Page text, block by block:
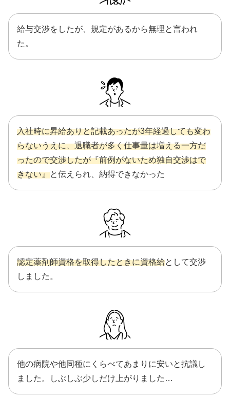
給与交渉をしたが、規定があるから無理と言われ
た。
入社時に昇給ありと記載あったが3年経過しても変わ
らないうえに、退職者が多く仕事量は増える一方だ
ったので交渉したが『前例がないため独自交渉はで
きない』と伝えられ、納得できなかった
認定薬剤師資格を取得したときに資格給として交渉
しました。
他の病院や他同種にくらべてあまりに安いと抗議し
ました。しぶしぶ少しだけ上がりました…